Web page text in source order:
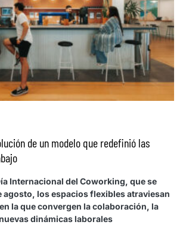
de un modelo que redefinió las
Internacional del Coworking, que se
agosto, los espacios flexibles atraviesan
la que convergen la colaboración, la
dinámicas laborales